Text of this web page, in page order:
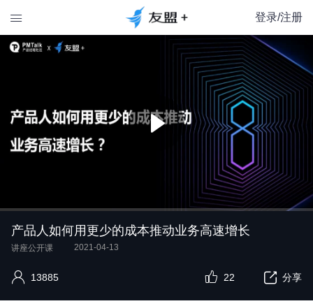
 登录/注册
产品人如何用更少的成本推动业务高速增长
讲座公开课 2021-04-13
13885 分享
22